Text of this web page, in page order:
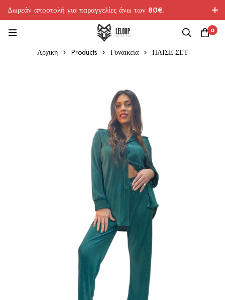
Δωρεάν αποστολή για παραγγελίες άνω των 80€.
0
Αρχική Products Γυναικεία ΠΛΙΣΕ ΣΕΤ